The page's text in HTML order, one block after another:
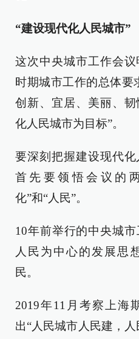
“建设现代化人民城市”
这次中央城市工作会
时期城市工作的总体要
创新、宜居、美丽、
化人民城市为目标”。
要深刻把握建设现代化
首先要领悟会议的
化”和“人民”。
10年前举行的中央城
人民为中心的发展思
民。
2019年11月考察上海
出“人民城市人民建，